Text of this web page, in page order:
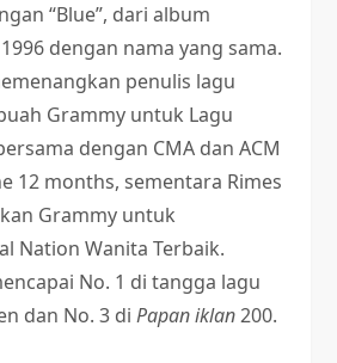
“Blue”, dari album
dengan nama yang sama.
penulis lagu
Grammy untuk Lagu
dengan CMA dan ACM
12 months, sementara Rimes
Grammy untuk
Nation Wanita Terbaik.
No. 1 di tangga lagu
dan No. 3 diPapan iklan200.